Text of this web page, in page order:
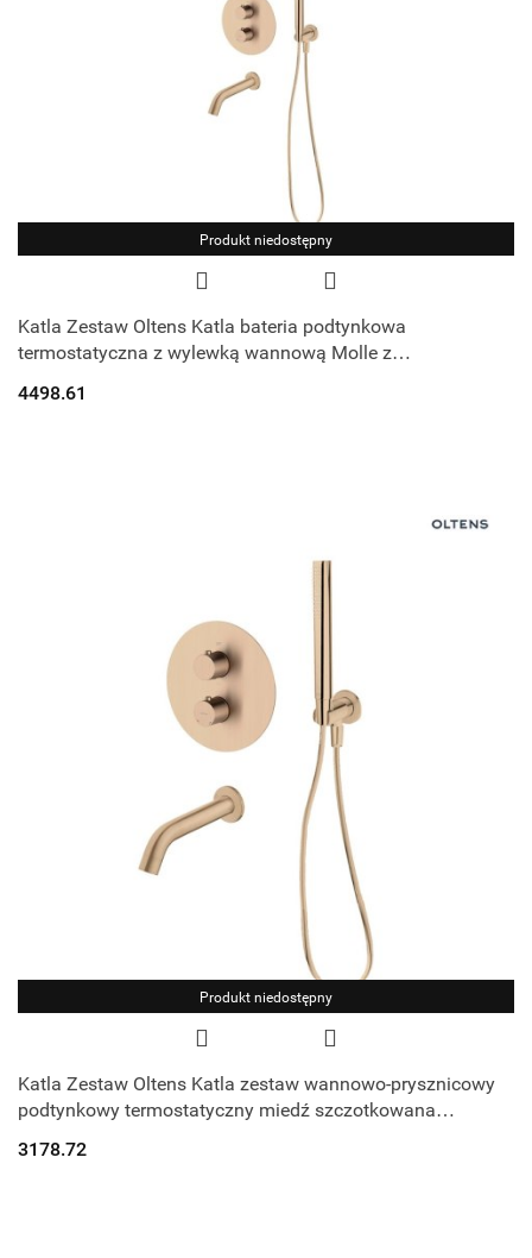
Produkt niedostępny
Katla Zestaw Oltens Katla bateria podtynkowa
termostatyczna z wylewką wannową Molle z
4498.61
Produkt niedostępny
Katla Zestaw Oltens Katla zestaw wannowo-prysznicowy
podtynkowy termostatyczny miedź szczotkowana
3178.72